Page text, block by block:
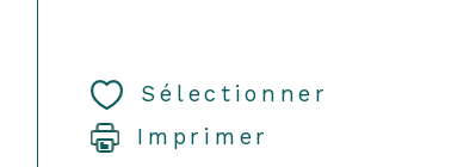
Sélectionner
Imprimer